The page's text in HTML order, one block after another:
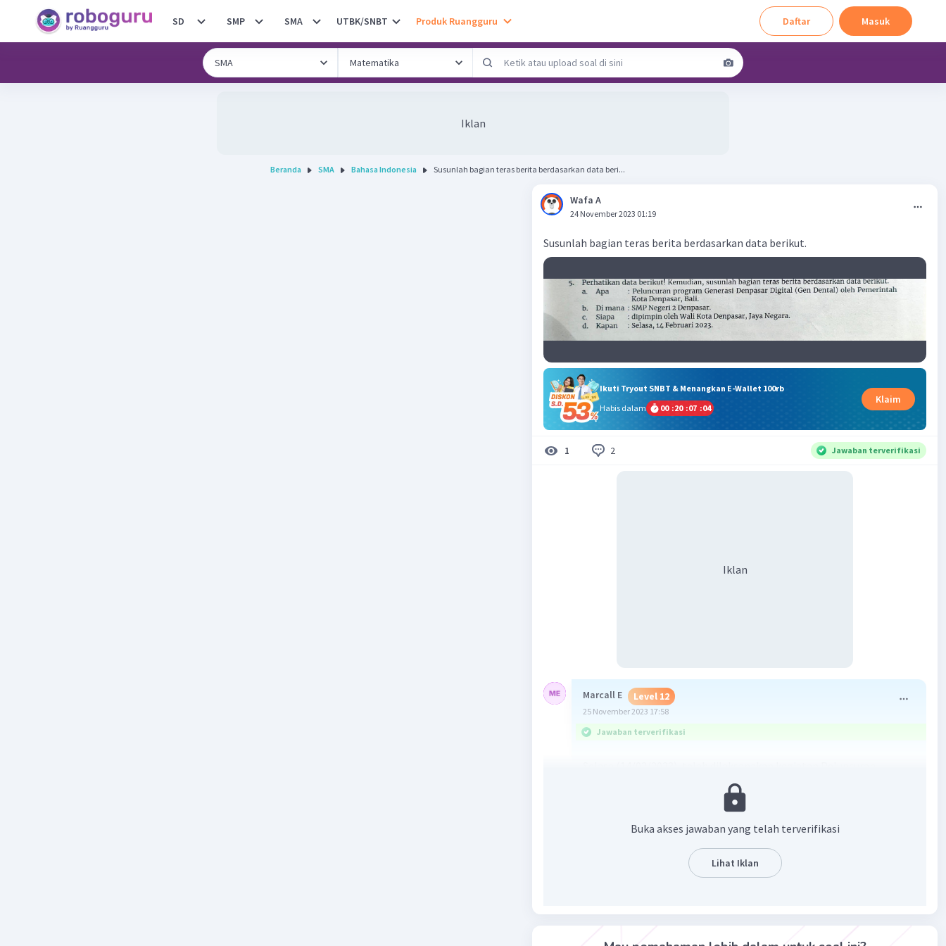
SD SMP SMA UTBK/SNBT Produk Ruangguru Daftar Masuk
Iklan
Beranda SMA Bahasa Indonesia Susunlah bagian teras berita berdasarkan data beri...
Wafa A
24 November 2023 01:19
Susunlah bagian teras berita berdasarkan data berikut.
Ikuti Tryout SNBT & Menangkan E-Wallet 100rb
Habis dalam
00 :20 :07 :03
Klaim
1 2 Jawaban terverifikasi
Iklan
Marcall E Level 12
25 November 2023 17:58
Jawaban terverifikasi
program Generasi Denpasar Digital (Gen Dental). Kegiatan ini
dipimpin oleh wali kota Denpasar, Jaya Negara yang bertempat di
Balas
Jawaban terverifikasi
Buka akses jawaban yang telah terverifikasi
Lihat Iklan